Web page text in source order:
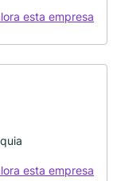
esta empresa
esta empresa